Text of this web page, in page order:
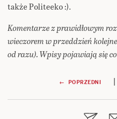
także Politeeko :).
Komentarze z prawidłowym
wieczorem w przeddzień
od razu). Wpisy pojawiają się
Nawigacja
wpisu
← POPRZEDNI |